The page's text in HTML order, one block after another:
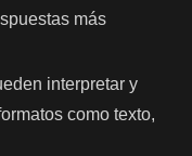
más
interpretar y
como texto,